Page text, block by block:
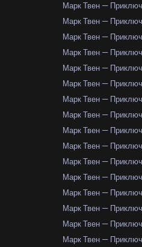
Марк Твен —
Марк Твен —
Марк Твен —
Марк Твен —
Марк Твен —
Марк Твен —
Марк Твен —
Марк Твен —
Марк Твен —
Марк Твен —
Марк Твен —
Марк Твен —
Марк Твен —
Марк Твен —
Марк Твен —
Марк Твен —